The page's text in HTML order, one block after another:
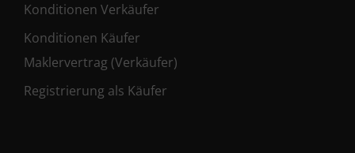
Konditionen Verkäufer
Konditionen Käufer
Maklervertrag (Verkäufer)
Registrierung als Käufer